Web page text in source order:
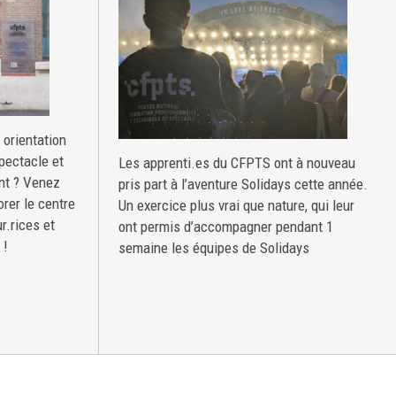
orientation
et
? Venez
le centre
et
!
Les apprenti.es du CFPTS ont à nouveau
pris part à l’aventure Solidays cette année.
Un exercice plus vrai que nature, qui leur
ont permis d’accompagner pendant 1
semaine les équipes de Solidays